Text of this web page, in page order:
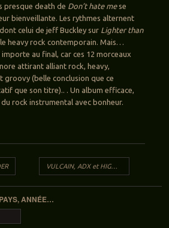
presque death de Don’t hate mese
bienveillante. Les rythmes alternent
celui de jeff Buckley sur Lighter than
heavy rock contemporain. Mais…
au final, car ces 12 morceaux
attirant alliant rock, heavy,
(belle conclusion que ce
que son titre).. . Un album efficace,
rock instrumental avec bonheur.
VULCAIN, ADX et HIGH SCREAM live à Olivet (45), le 8 avril 2017
ANNÉE…